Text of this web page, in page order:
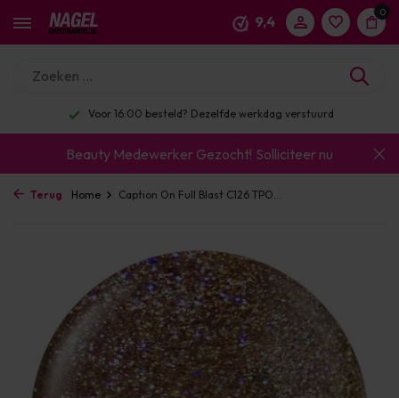
9,4
0
Voor 16:00 besteld? Dezelfde werkdag verstuurd
Beauty Medewerker Gezocht! Solliciteer nu
Terug Home Caption On Full Blast C126 TPO...